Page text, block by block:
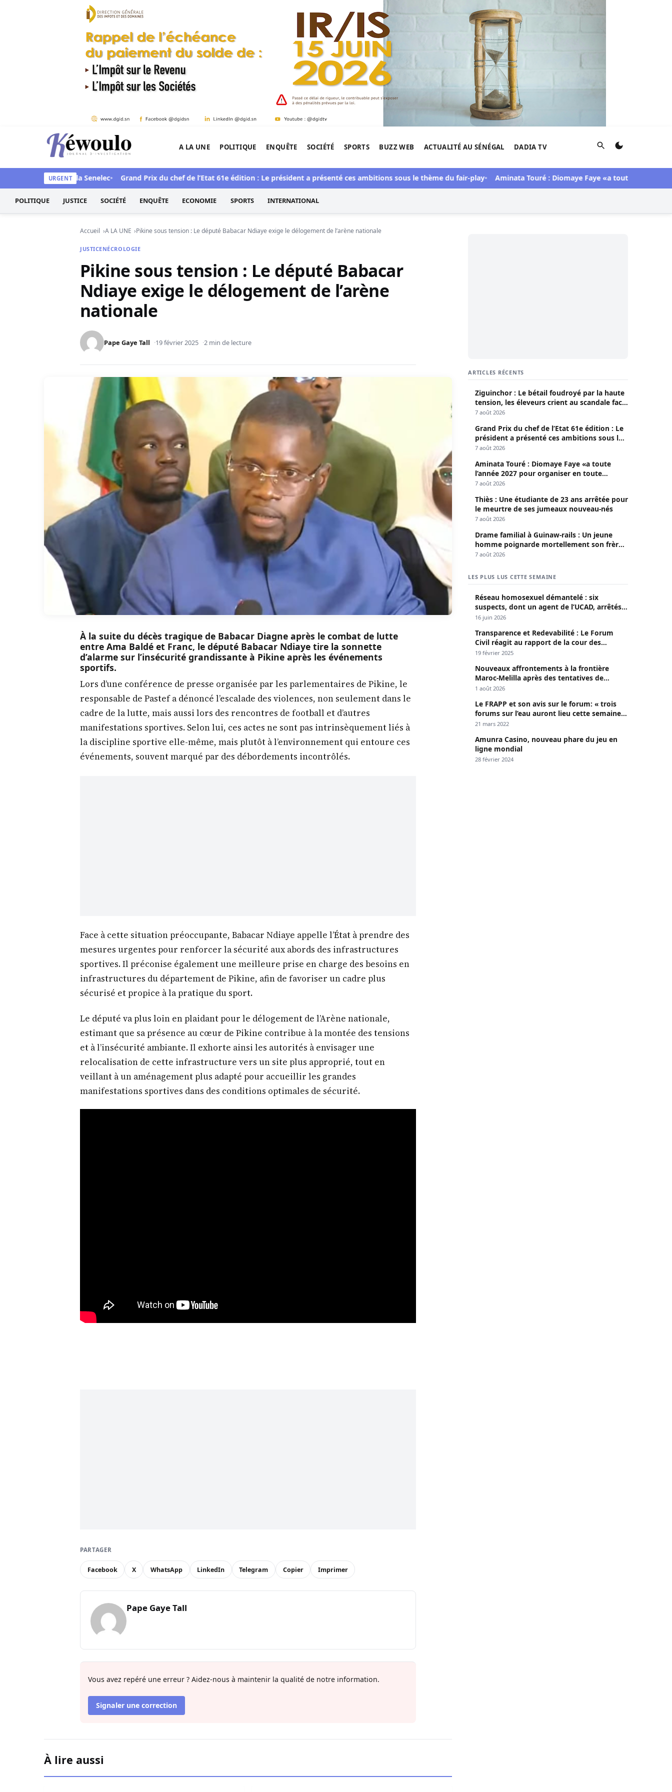
Aller au contenu
Kéwoulo, le premier site d'information et d'investigation de l'Afrique.
A LA UNE POLITIQUE ENQUÊTE SOCIÉTÉ SPORTS BUZZ WEB ACTUALITÉ AU SÉNÉGAL DADIA TV Rechercher
URGENT
face à la Senelec Grand Prix du chef de l’Etat 61e édition : Le président a présenté ces ambitions sous le thème du fair-play Aminata Touré : Diomaye Faye «a toute l’année 2027
POLITIQUE JUSTICE SOCIÉTÉ ENQUÊTE ECONOMIE SPORTS INTERNATIONAL
Accueil A LA UNE Pikine sous tension : Le député Babacar Ndiaye exige le délogement de l’arène nationale
JUSTICENÉCROLOGIE
Pikine sous tension : Le député Babacar
Ndiaye exige le délogement de l’arène
nationale
Pape Gaye Tall 19 février 2025 2 min de lecture
À la suite du décès tragique de Babacar Diagne après le combat de lutte
entre Ama Baldé et Franc, le député Babacar Ndiaye tire la sonnette
d’alarme sur l’insécurité grandissante à Pikine après les événements
sportifs.
Lors d’une conférence de presse organisée par les parlementaires de Pikine, le
responsable de Pastef a dénoncé l’escalade des violences, non seulement dans le
cadre de la lutte, mais aussi lors des rencontres de football et d’autres
manifestations sportives. Selon lui, ces actes ne sont pas intrinsèquement liés à
la discipline sportive elle-même, mais plutôt à l’environnement qui entoure ces
événements, souvent marqué par des débordements incontrôlés.
Face à cette situation préoccupante, Babacar Ndiaye appelle l’État à prendre des
mesures urgentes pour renforcer la sécurité aux abords des infrastructures
sportives. Il préconise également une meilleure prise en charge des besoins en
infrastructures du département de Pikine, afin de favoriser un cadre plus
sécurisé et propice à la pratique du sport.
Le député va plus loin en plaidant pour le délogement de l’Arène nationale,
estimant que sa présence au cœur de Pikine contribue à la montée des tensions
et à l’insécurité ambiante. Il exhorte ainsi les autorités à envisager une
relocalisation de cette infrastructure vers un site plus approprié, tout en
veillant à un aménagement plus adapté pour accueillir les grandes
manifestations sportives dans des conditions optimales de sécurité.
PARTAGER
Facebook X WhatsApp LinkedIn Telegram Copier Imprimer
Pape Gaye Tall
Vous avez repéré une erreur ? Aidez-nous à maintenir la qualité de notre information.
Signaler une correction
À lire aussi
ARTICLES RÉCENTS
Ziguinchor : Le bétail foudroyé par la haute
tension, les éleveurs crient au scandale face
à la Senelec
7 août 2026
Grand Prix du chef de l’Etat 61e édition : Le
président a présenté ces ambitions sous le
thème du fair-play
7 août 2026
Aminata Touré : Diomaye Faye «a toute
l’année 2027 pour organiser en toute
légalité» les élections locales
7 août 2026
Thiès : Une étudiante de 23 ans arrêtée pour
le meurtre de ses jumeaux nouveau-nés
7 août 2026
Drame familial à Guinaw-rails : Un jeune
homme poignarde mortellement son frère
aîné
7 août 2026
LES PLUS LUS CETTE SEMAINE
Réseau homosexuel démantelé : six
suspects, dont un agent de l’UCAD, arrêtés à
Keur Massar ; l’un avoue avoir propagé le
16 juin 2026
Transparence et Redevabilité : Le Forum
Civil réagit au rapport de la cour des
comptes
19 février 2025
Nouveaux affrontements à la frontière
Maroc-Melilla après des tentatives de
passage
1 août 2026
Le FRAPP et son avis sur le forum: « trois
forums sur l’eau auront lieu cette semaine à
Dakar »
21 mars 2022
Amunra Casino, nouveau phare du jeu en
ligne mondial
28 février 2024